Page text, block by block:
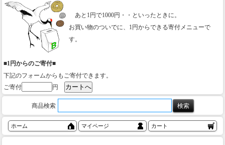
あと1円で1000円・・といったときに。
お買い物のついでに、1円からできる寄付メニューで
す。
■1円からのご寄付■
下記のフォームからもご寄付できます。
ご寄付
円
商品検索
ホーム マイページ カート